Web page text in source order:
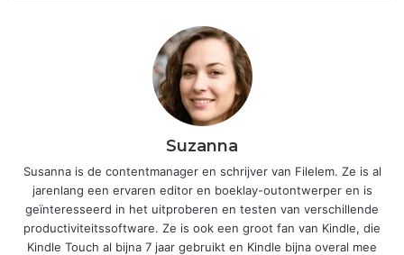
Suzanna
Susanna is de contentmanager en schrijver van Filelem. Ze is al
jarenlang een ervaren editor en boeklay-outontwerper en is
geïnteresseerd in het uitproberen en testen van verschillende
productiviteitssoftware. Ze is ook een groot fan van Kindle, die
Kindle Touch al bijna 7 jaar gebruikt en Kindle bijna overal mee